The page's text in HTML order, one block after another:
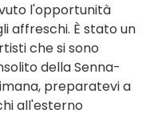
l'opportunità
affreschi. È stato un
che si sono
della Senna-
preparatevi a
all'esterno